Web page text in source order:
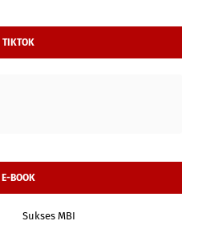
TIKTOK
E-BOOK
Sukses MBI